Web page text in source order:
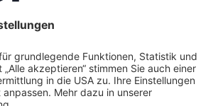
alten Gebäudes
für Ihre Immobilie